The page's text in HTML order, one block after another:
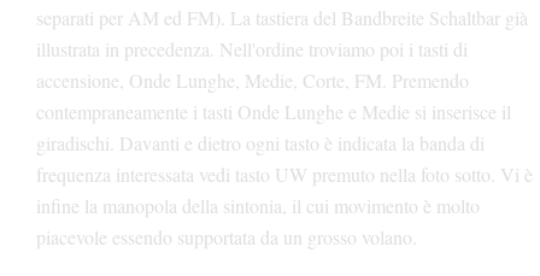
separati per AM ed FM). La tastiera del Bandbreite Schaltbar già
illustrata in precedenza. Nell'ordine troviamo poi i tasti di
accensione, Onde Lunghe, Medie, Corte, FM. Premendo
contempraneamente i tasti Onde Lunghe e Medie si inserisce il
giradischi. Davanti e dietro ogni tasto è indicata la banda di
frequenza interessata vedi tasto UW premuto nella foto sotto. Vi è
infine la manopola della sintonia, il cui movimento è molto
piacevole essendo supportata da un grosso volano.